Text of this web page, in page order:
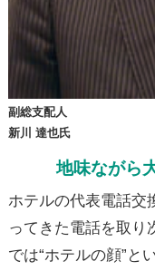
副総支配人
新川 達也氏
地味ながら
ホテルの代表電話交
ってきた電話を取り
では“ホテルの顔”と